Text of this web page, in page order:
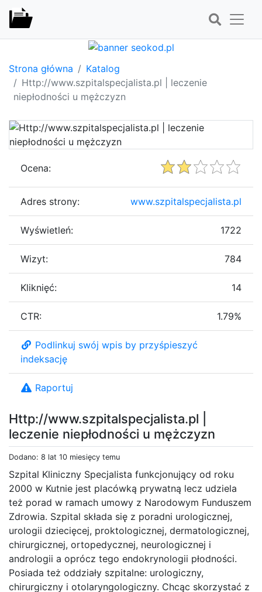
Strona główna
Katalog
Http://www.szpitalspecjalista.pl | leczenie
niepłodności u mężczyzn
Http://www.szpitalspecjalista.pl |
leczenie niepłodności u mężczyzn
Dodano: 8 lat 10 miesięcy temu
Szpital Kliniczny Specjalista funkcjonujący od roku
2000 w Kutnie jest placówką prywatną lecz udziela
też porad w ramach umowy z Narodowym Funduszem
Zdrowia. Szpital składa się z poradni urologicznej,
urologii dziecięcej, proktologicznej, dermatologicznej,
chirurgicznej, ortopedycznej, neurologicznej i
andrologii a oprócz tego endokrynologii płodności.
Posiada też oddziały szpitalne: urologiczny,
chirurgiczny i otolaryngologiczny. Chcąc skorzystać z
Ocena:
Adres strony: www.szpitalspecjalista.pl
Wyświetleń: 1722
Wizyt: 784
Kliknięć: 14
CTR: 1.79%
Podlinkuj swój wpis by przyśpieszyć
indeksację
Raportuj